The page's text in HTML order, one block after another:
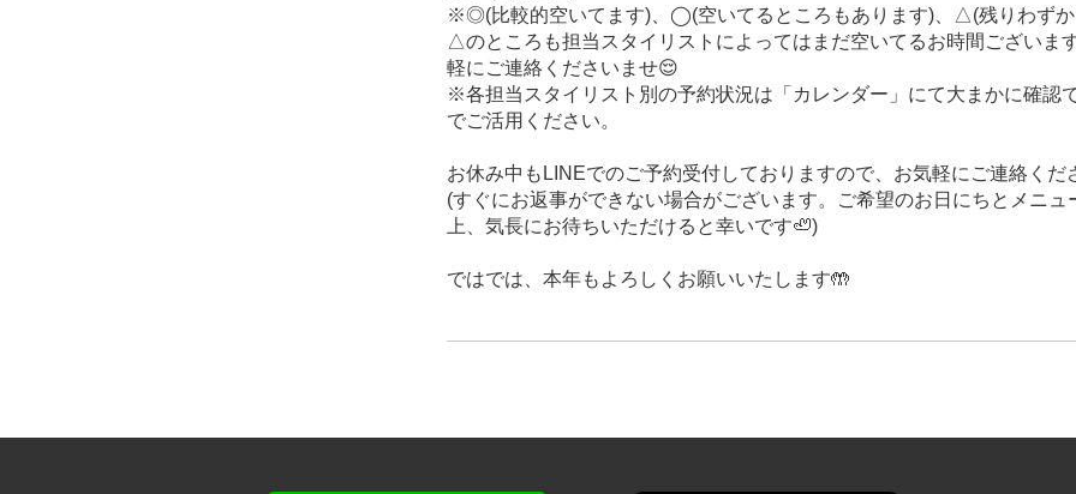
※◎(比較的空いてます)、◯(空いてるところもあります)、△(残りわず
△のところも担当スタイリストによってはまだ空いてるお時間ございま
軽にご連絡くださいませ😌
※各担当スタイリスト別の予約状況は「カレンダー」にて大まかに確認
でご活用ください。
お休み中もLINEでのご予約受付しておりますので、お気軽にご連絡くだ
(すぐにお返事ができない場合がございます。ご希望のお日にちとメニュ
上、気長にお待ちいただけると幸いです🦥)
ではでは、本年もよろしくお願いいたします🤲